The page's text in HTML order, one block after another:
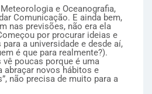
e Oceanografia,
Comunicação. E ainda bem,
nas previsões, não era ela
por procurar ideias e
a universidade e desde aí,
é que para realmente?).
poucas porque é uma
abraçar novos hábitos e
não precisa de muito para a